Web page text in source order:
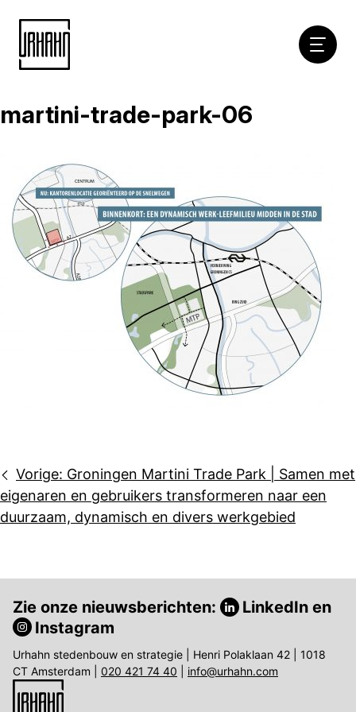
Naar
martini-trade-park-06
Bericht
navigatie
Vorige: Groningen Martini Trade Park | Samen met
eigenaren en gebruikers transformeren naar een
duurzaam, dynamisch en divers werkgebied
Zie onze nieuwsberichten: LinkedIn en
Instagram
Urhahn stedenbouw en strategie | Henri Polaklaan 42 | 1018
CT Amsterdam | 020 421 74 40 info@urhahn.com